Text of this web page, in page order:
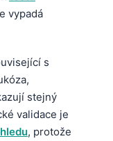
vypadá
s
stejný
validace je
, protože